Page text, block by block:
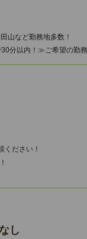
山など勤務地多数！
分以内！≫ご希望の勤務
ください！
し